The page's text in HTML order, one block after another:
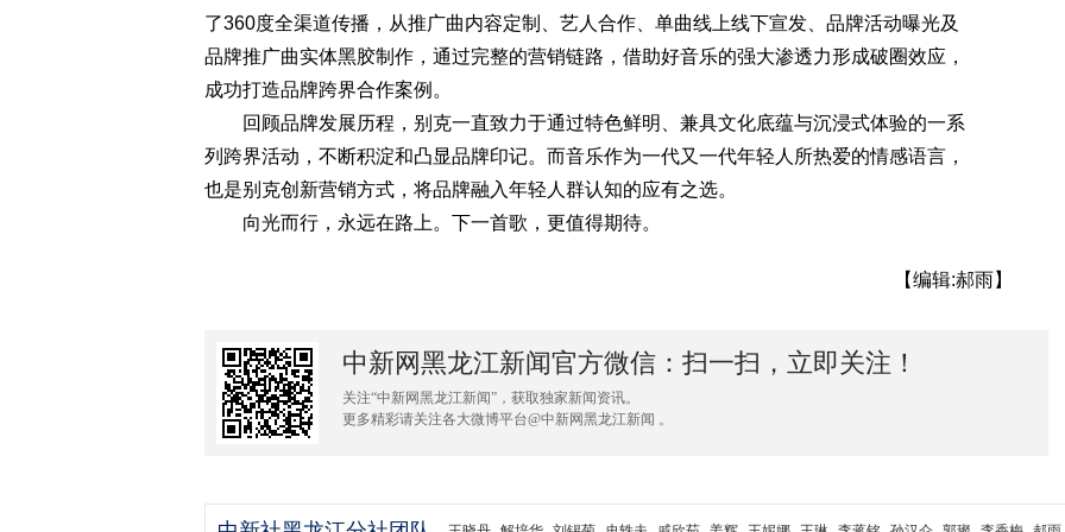
了360度全渠道传播，从推广曲内容定制、艺人合作、单曲线上线下宣发、品牌活动曝光及
品牌推广曲实体黑胶制作，通过完整的营销链路，借助好音乐的强大渗透力形成破圈效应，
成功打造品牌跨界合作案例。
回顾品牌发展历程，别克一直致力于通过特色鲜明、兼具文化底蕴与沉浸式体验的一系
列跨界活动，不断积淀和凸显品牌印记。而音乐作为一代又一代年轻人所热爱的情感语言，
也是别克创新营销方式，将品牌融入年轻人群认知的应有之选。
向光而行，永远在路上。下一首歌，更值得期待。
【编辑:郝雨】
中新网黑龙江新闻官方微信：扫一扫，立即关注！
关注“中新网黑龙江新闻”，获取独家新闻资讯。
更多精彩请关注各大微博平台@中新网黑龙江新闻 。